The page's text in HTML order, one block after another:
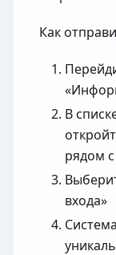
Как
В
рядом
входа»